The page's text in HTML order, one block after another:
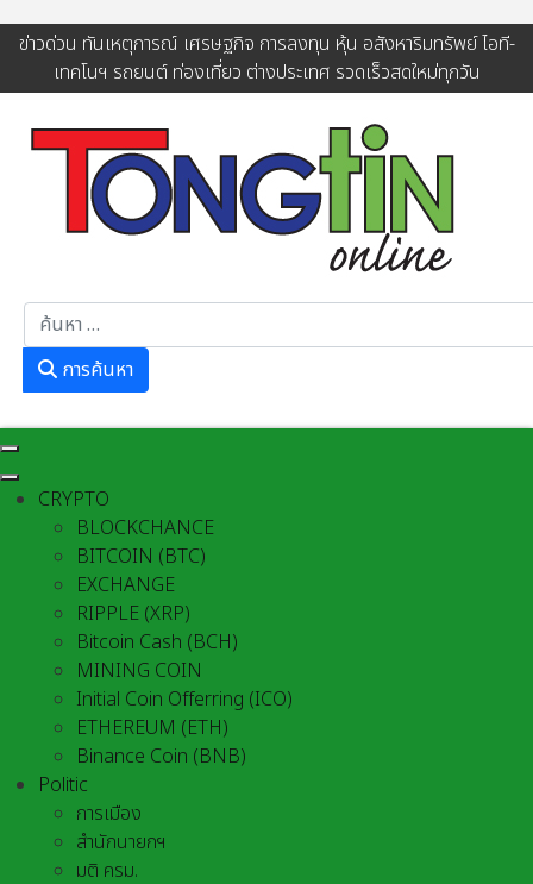
ข่าวด่วน ทันเหตุการณ์ เศรษฐกิจ การลงทุน หุ้น อสังหาริมทรัพย์ ไอที-
เทคโนฯ รถยนต์ ท่องเที่ยว ต่างประเทศ รวดเร็วสดใหม่ทุกวัน
การค้นหา
CRYPTO
BLOCKCHANCE
BITCOIN (BTC)
EXCHANGE
RIPPLE (XRP)
Bitcoin Cash (BCH)
MINING COIN
Initial Coin Offerring (ICO)
ETHEREUM (ETH)
Binance Coin (BNB)
Politic
การเมือง
สำนักนายกฯ
มติ ครม.